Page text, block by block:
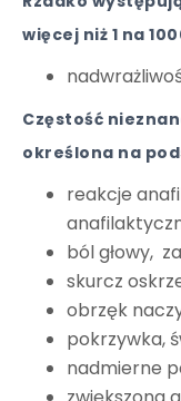
więcej niż 1 na
Częstość
określona na
reakcje
ból głowy,
skurcz
obrzęk
pokrzywka,
nadmierne